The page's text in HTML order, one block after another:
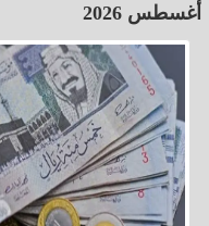
أغسطس 2026